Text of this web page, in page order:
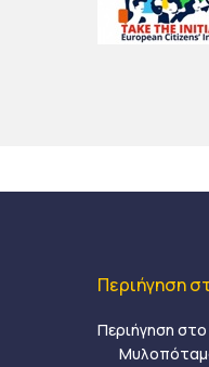
Περιήγηση
Περιήγηση